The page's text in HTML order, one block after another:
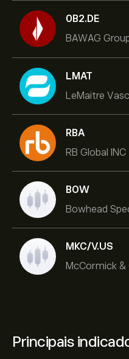
0B2.DE
BAWAG
LMAT
LeMaitre
RBA
RB Global INC
BOW
Bowhead
MKC/V.US
McCormick &
Principais